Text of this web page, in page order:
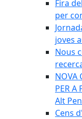
Fira
per
joves
Nous
NOVA
PER A
Alt
Cens